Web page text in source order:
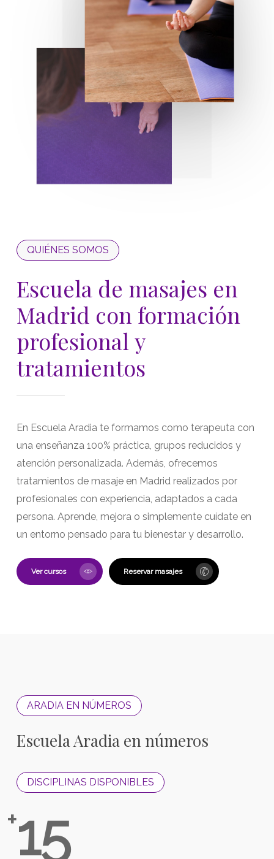
QUIÉNES SOMOS
Escuela de masajes en
Madrid con formación
profesional y
tratamientos
En Escuela Aradia te formamos como terapeuta con
una enseñanza 100% práctica, grupos reducidos y
atención personalizada. Además, ofrecemos
tratamientos de masaje en Madrid realizados por
profesionales con experiencia, adaptados a cada
persona. Aprende, mejora o simplemente cuídate en
un entorno pensado para tu bienestar y desarrollo.
Ver cursos Reservar masajes
ARADIA EN NÚMEROS
Escuela Aradia en números
DISCIPLINAS DISPONIBLES
+15